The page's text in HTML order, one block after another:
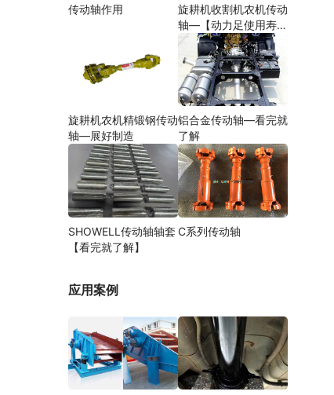
传动轴作用
旋耕机收割机农机传动
轴—【动力足使用寿命
久】
旋耕机农机精锻钢传动
轴—展好制造
铝合金传动轴—看完就
了解
SHOWELL传动轴轴套
【看完就了解】
C系列传动轴
应用案例